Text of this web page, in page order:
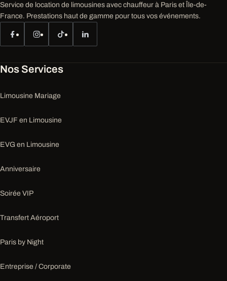
Service de location de limousines avec chauffeur à Paris et Île-de-
France. Prestations haut de gamme pour tous vos événements.
Nos Services
Limousine Mariage
EVJF en Limousine
EVG en Limousine
Anniversaire
Soirée VIP
Transfert Aéroport
Paris by Night
Entreprise / Corporate